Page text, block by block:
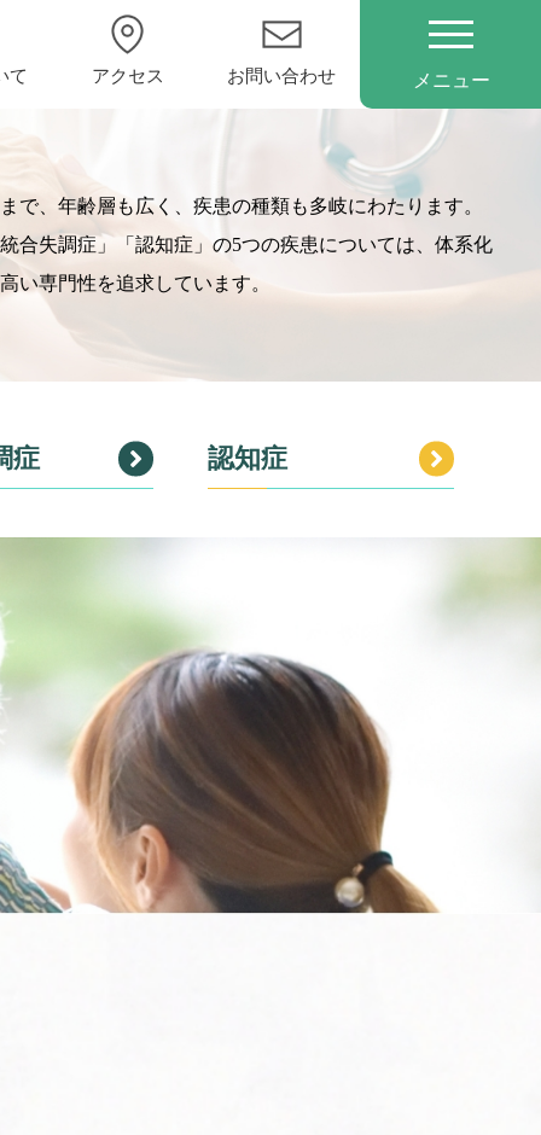
て アクセス お問い合わせ メニュー
で、年齢層も広く、疾患の種類も多岐にわたります。
合失調症」「認知症」の5つの疾患については、体系化
い専門性を追求しています。
症 認知症